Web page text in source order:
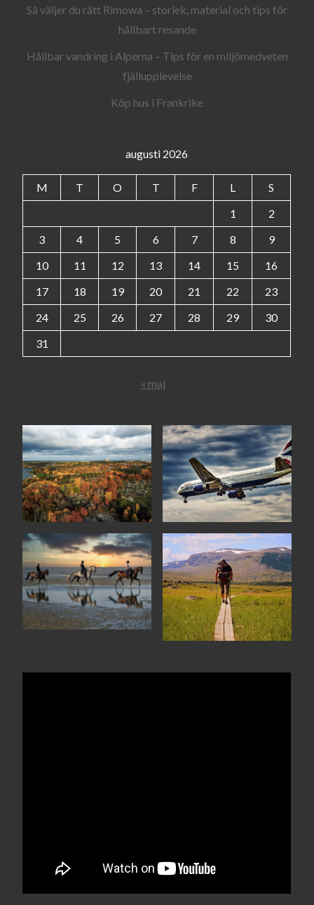
Så väljer du rätt Rimowa – storlek, material och tips för
hållbart resande
Hållbar vandring i Alperna – Tips för en miljömedveten
fjällupplevelse
Köp hus i Frankrike
augusti 2026
M T O T F L
S
1
2
3
4 5 6 7 8
9
10
11 12 13 14 15
16
17
18 19 20 21 22
23
24
25 26 27 28 29
30
31
« maj